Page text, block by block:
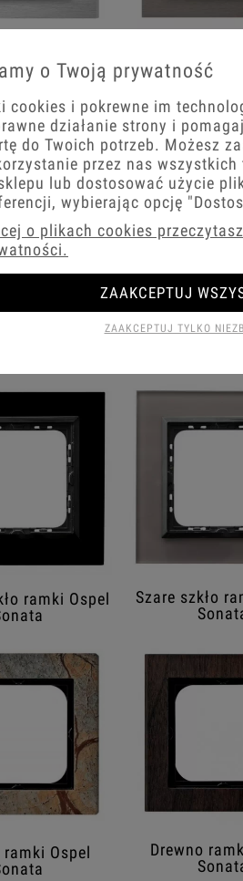
ramki Ospel
satyna
ramki Ospel
Białe szkło
ramki Ospel
Szare szkło
ramki Ospel
Drewno
o Twoją prywatność
cookies i pokrewne im
działanie strony i
do Twoich potrzeb. Możesz
przez nas
lub dostosować użycie
wybierając opcję
o plikach cookies
ZAAKCEPTUJ TYLKO
ZAAKCEPTUJ